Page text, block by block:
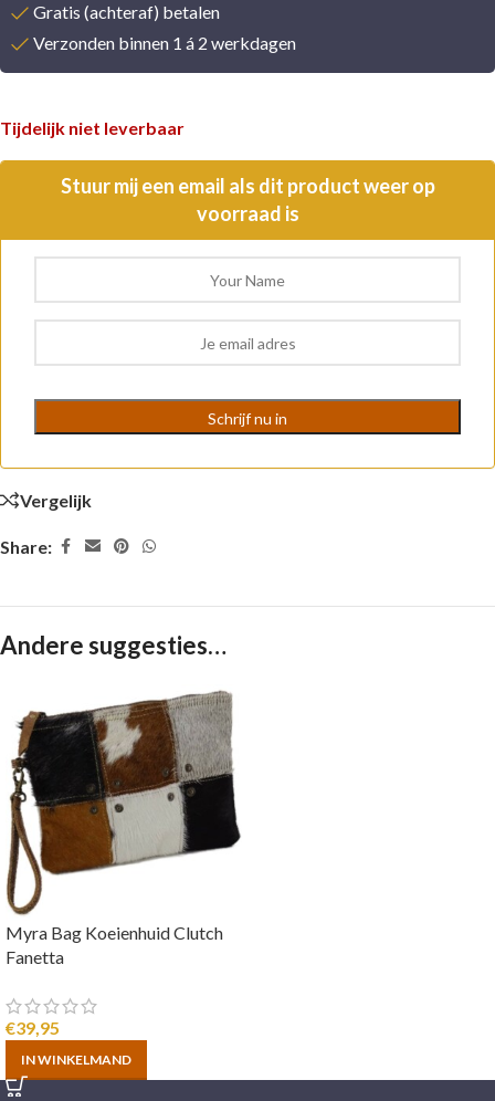
Gratis (achteraf) betalen
Verzonden binnen 1 á 2 werkdagen
Tijdelijk niet leverbaar
Stuur mij een email als dit product weer op
voorraad is
Vergelijk
Share:
Andere suggesties…
Myra Bag Koeienhuid Clutch
Fanetta
€39,95
IN WINKELMAND